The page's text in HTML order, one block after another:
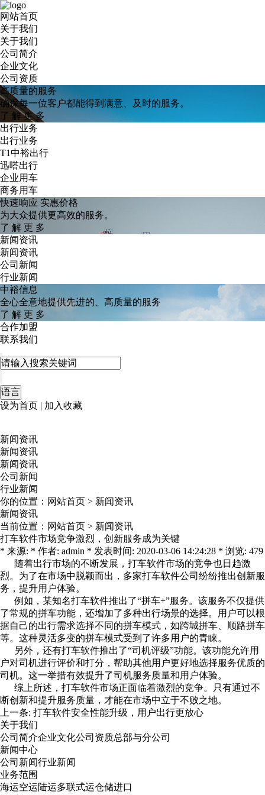
网站首页
关于我们
关于我们
公司简介
企业文化
公司资质
高质量的服务
确保每一位客户都能得到满意、及时的服务。
了 解 更 多
出行业务
出行业务
T1中裕出行
迅嗒出行
企业用车
商务用车
快速响应 实惠价格
为大众提供更高效的服务。
了 解 更 多
新闻资讯
新闻资讯
公司新闻
行业新闻
中裕信息
全心全意地提供先进的、高质量的服务
了 解 更 多
合作加盟
联系我们
语言
设为首页 | 加入收藏
新闻资讯
新闻资讯
新闻资讯
公司新闻
行业新闻
你的位置： 网站首页 > 新闻资讯
新闻资讯
当前位置： 网站首页 > 新闻资讯
打车软件市场竞争激烈，创新服务成为关键
* 来源: * 作者: admin * 发表时间: 2020-03-06 14:24:28 * 浏览: 479
随着出行市场的不断发展，打车软件市场的竞争也日趋激
烈。为了在市场中脱颖而出，多家打车软件公司纷纷推出创新服
务，提升用户体验。
例如，某知名打车软件推出了“拼车+”服务。该服务不仅提供
了常规的拼车功能，还增加了多种出行场景的选择。用户可以根
据自己的出行需求选择不同的拼车模式，如跨城拼车、顺路拼车
等。这种灵活多变的拼车模式受到了许多用户的青睐。
另外，还有打车软件推出了“司机评级”功能。该功能允许用
户对司机进行评价和打分，帮助其他用户更好地选择服务优质的
司机。这一举措有效提升了司机服务质量和用户体验。
综上所述，打车软件市场正面临着激烈的竞争。只有通过不
断创新和提升服务质量，才能在市场中立于不败之地。
上一条: 打车软件安全性能升级，用户出行更放心
关于我们
公司简介企业文化公司资质总部与分公司
新闻中心
公司新闻行业新闻
业务范围
海运空运陆运多联式运仓储进口